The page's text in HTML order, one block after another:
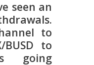
seen an
to
to
going